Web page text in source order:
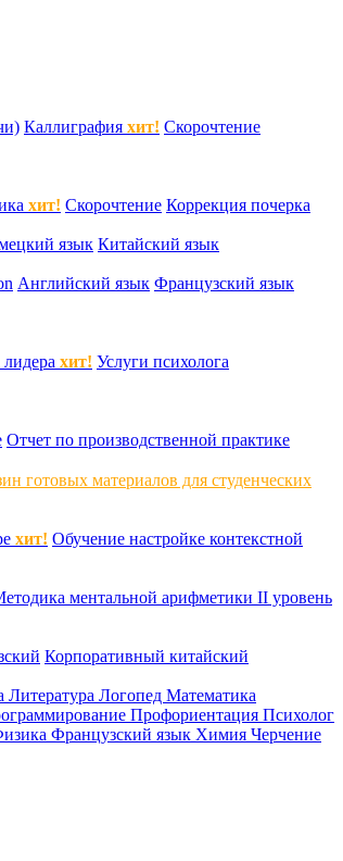
Каллиграфия хит! Скорочтение
хит! Скорочтение Коррекция почерка
язык Китайский язык
Английский язык Французский язык
хит! Услуги психолога
Отчет по производственной практике
готовых материалов для студенческих
хит! Обучение настройке контекстной
ментальной арифметики II уровень
Корпоративный китайский
Литература Логопед Математика
Профориентация Психолог
Французский язык Химия Черчение